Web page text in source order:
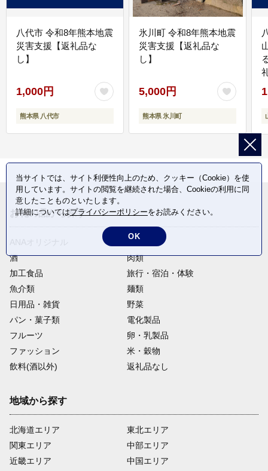
八代市 令和8年熊本地震
災害支援【返礼品な
し】
1,000円
熊本県 八代市
氷川町 令和8年熊本地震
災害支援【返礼品な
し】
5,000円
熊本県 氷川町
お礼の品から探す
定期便
酒
肉類
加工食品
旅行・宿泊・体験
魚介類
麺類
日用品・雑貨
野菜
パン・菓子類
電化製品
フルーツ
卵・乳製品
ファッション
米・穀物
飲料(酒以外)
返礼品なし
地域から探す
北海道エリア
関東エリア
近畿エリア
東北エリア
中部エリア
中国エリア
当サイトでは、サイト利便性向上のため、クッキー（Cookie）を使
用しています。サイトの閲覧を継続された場合、Cookieの利用に同
意したことものといたします。
詳細についてはプライバシーポリシーをお読みください。
OK